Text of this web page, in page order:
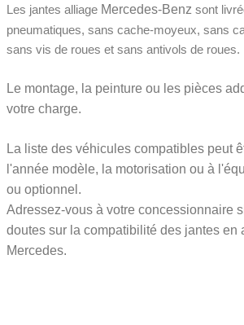
Les jantes alliage Mercedes-Benz sont
pneumatiques, sans cache-moyeux, sans
sans vis de roues et sans antivols de roues.
Le montage, la peinture ou les pièces
votre charge.
La liste des véhicules compatibles peut
l'année modèle, la motorisation ou à
ou optionnel.
Adressez-vous à votre concessionnaire
doutes sur la compatibilité des jantes en
Mercedes.